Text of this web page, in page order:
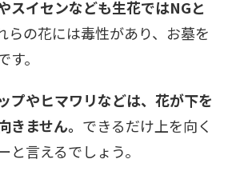
スイセンなども生花ではNGと
らの花には毒性があり、お墓を
。
プやヒマワリなどは、花が下を
きません。 できるだけ上を向く
言えるでしょう。